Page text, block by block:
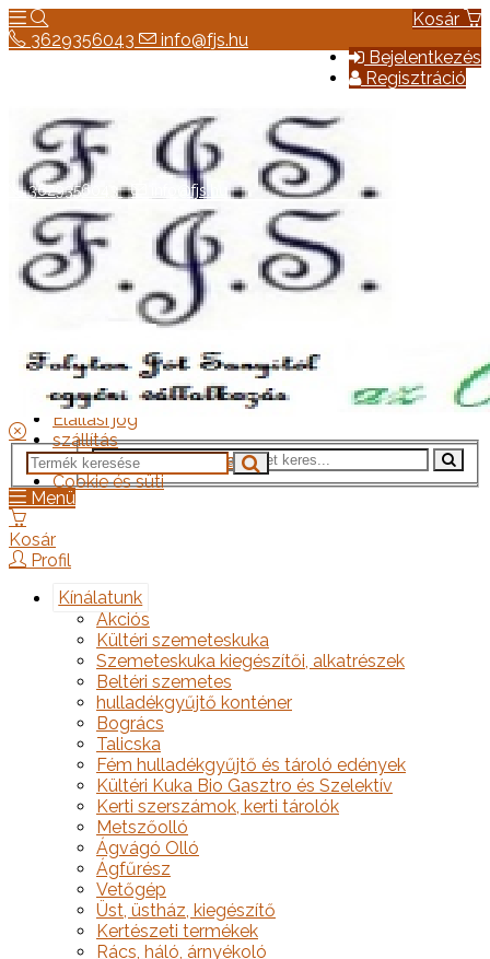
Kosár
Bejelentkezés
Regisztráció
3629356043 info@fjs.hu
Hírek
Elérhetőség
Általános szerződési feltételek
Elállási jog
szállítás
Adatkezelési tájékoztató
Cookie és süti
3629356043 info@fjs.hu
Menü
Kosár
Profil
Kínálatunk
Akciós
Kültéri szemeteskuka
Szemeteskuka kiegészítői, alkatrészek
Beltéri szemetes
hulladékgyűjtő konténer
Bogrács
Talicska
Fém hulladékgyűjtő és tároló edények
Kültéri Kuka Bio Gasztro és Szelektív
Kerti szerszámok, kerti tárolók
Metszőolló
Ágvágó Olló
Ágfűrész
Vetőgép
Üst, üstház, kiegészítő
Kertészeti termékek
Rács, háló, árnyékoló